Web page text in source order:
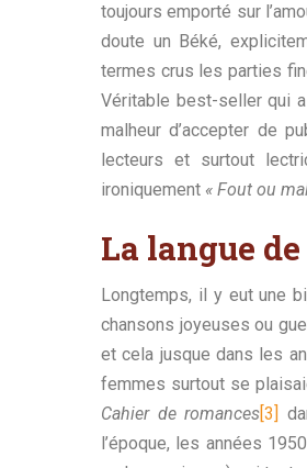
toujours emporté sur
doute un Béké,
termes crus les parties
Véritable best-seller qui
malheur d’accepter de
lecteurs et surtout
ironiquement « Fout ou
La langue
Longtemps, il y eut une
chansons joyeuses ou
et cela jusque dans les
femmes surtout se
Cahier de romances[3]
l’époque, les années